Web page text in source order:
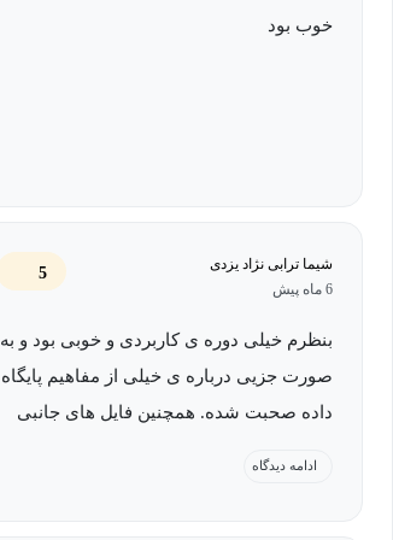
خوب بود
شیما ترابی نژاد یزدی
6 ماه پیش
5
بنظرم خیلی دوره ی کاربردی و خوبی بود و به
صورت جزیی درباره ی خیلی از مفاهیم پایگاه
داده صحبت شده. همچنین فایل های جانبی
ادامه دیدگاه